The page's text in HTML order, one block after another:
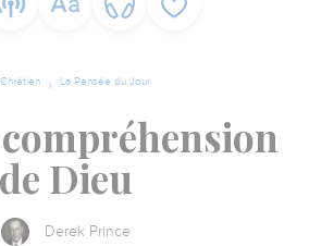
La Pensée du Jour
de Dieu
Derek Prince